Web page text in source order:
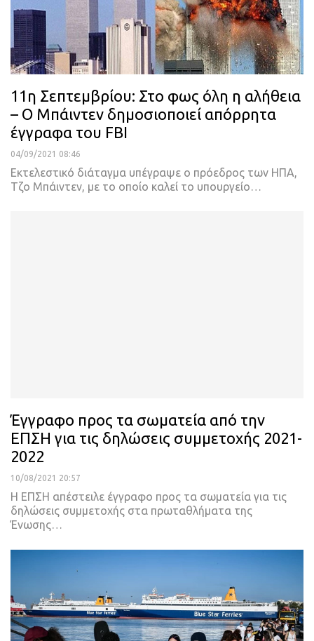
11η Σεπτεμβρίου: Στο φως όλη η αλήθεια
– Ο Μπάιντεν δημοσιοποιεί απόρρητα
έγγραφα του FBI
04/09/2021 08:46
Εκτελεστικό διάταγμα υπέγραψε ο πρόεδρος των ΗΠΑ,
Τζο Μπάιντεν, με το οποίο καλεί το υπουργείο
Έγγραφο προς τα σωματεία από την
ΕΠΣΗ για τις δηλώσεις συμμετοχής 2021-
2022
10/08/2021 20:57
Η ΕΠΣΗ απέστειλε έγγραφο προς τα σωματεία για τις
δηλώσεις συμμετοχής στα πρωταθλήματα της
Ένωσης…